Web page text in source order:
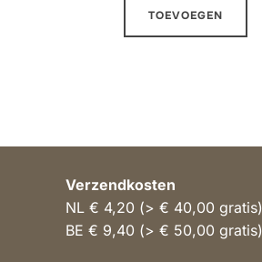
TOEVOEGEN
Verzendkosten
NL € 4,20 (> € 40,00 gratis)
BE € 9,40 (> € 50,00 gratis)